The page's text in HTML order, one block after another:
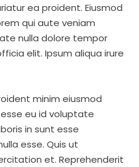
ea proident. Eiusmod
qui aute veniam
nulla dolore tempor
elit. Ipsum aliqua irure
minim eiusmod
eu id voluptate
in sunt esse
esse. Quis ut
et. Reprehenderit